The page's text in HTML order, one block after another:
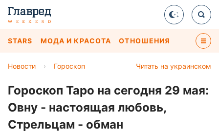
STARS МОДА И КРАСОТА ОТНОШЕНИЯ
Читать на украинском
Новости › Гороскоп
Гороскоп Таро на сегодня 29 мая:
Овну - настоящая любовь,
Стрельцам - обман